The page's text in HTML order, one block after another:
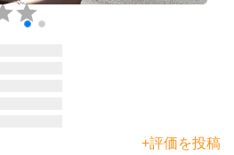
+評価を投稿